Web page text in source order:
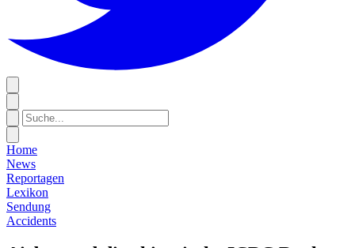
Home
News
Reportagen
Lexikon
Sendung
Accidents